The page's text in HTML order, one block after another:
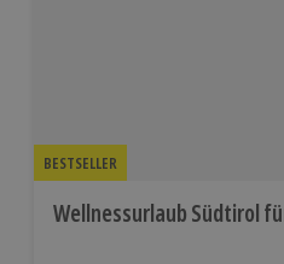
BESTSELLER
Wellnessurlaub Südtirol